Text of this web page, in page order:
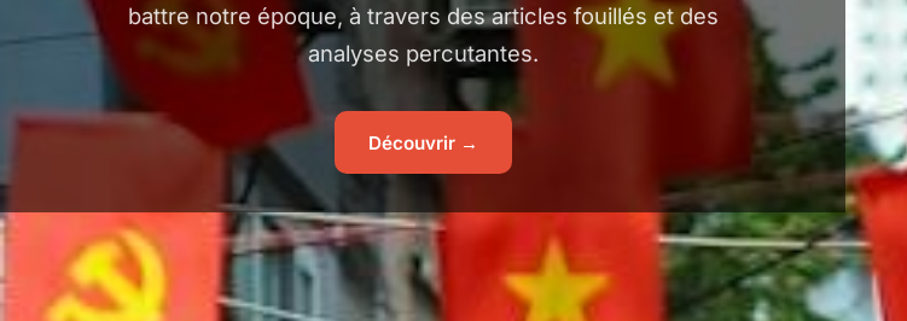
battre notre époque, à travers des articles fouillés et des
analyses percutantes.
Découvrir →